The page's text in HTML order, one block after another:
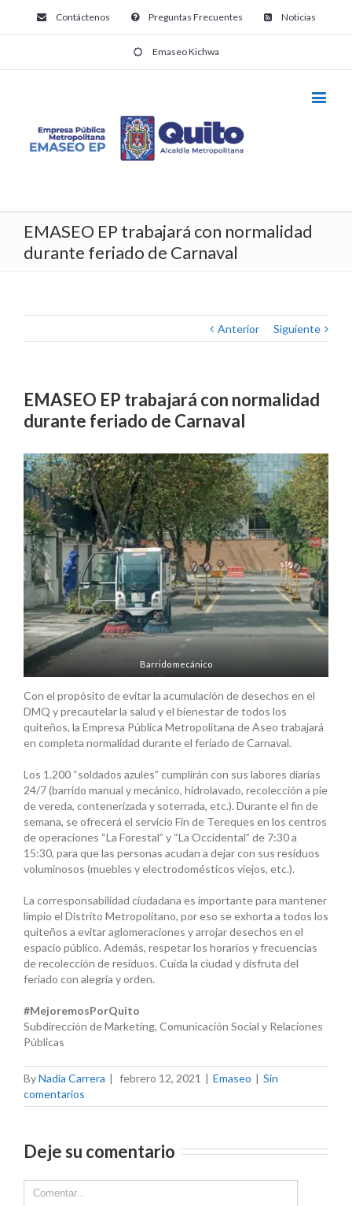
Contáctenos Preguntas Frecuentes Noticias
Emaseo Kichwa
EMASEO EP trabajará con normalidad
durante feriado de Carnaval
Anterior Siguiente
EMASEO EP trabajará con normalidad
durante feriado de Carnaval
Barrido mecánico
Con el propósito de evitar la acumulación de desechos en el
DMQ y precautelar la salud y el bienestar de todos los
quiteños, la Empresa Pública Metropolitana de Aseo trabajará
en completa normalidad durante el feriado de Carnaval.
Los 1.200 “soldados azules” cumplirán con sus labores diarias
24/7 (barrido manual y mecánico, hidrolavado, recolección a pie
de vereda, contenerizada y soterrada, etc.). Durante el fin de
semana, se ofrecerá el servicio Fin de Tereques en los centros
de operaciones “La Forestal” y “La Occidental” de 7:30 a
15:30, para que las personas acudan a dejar con sus residuos
voluminosos (muebles y electrodomésticos viejos, etc.).
La corresponsabilidad ciudadana es importante para mantener
limpio el Distrito Metropolitano, por eso se exhorta a todos los
quiteños a evitar aglomeraciones y arrojar desechos en el
espacio público. Además, respetar los horarios y frecuencias
de recolección de residuos. Cuida la ciudad y disfruta del
feriado con alegría y orden.
#MejoremosPorQuito
Subdirección de Marketing, Comunicación Social y Relaciones
Públicas
ByNadia Carrera | febrero 12, 2021 | Emaseo | Sin
comentarios
Deje su comentario
Comment